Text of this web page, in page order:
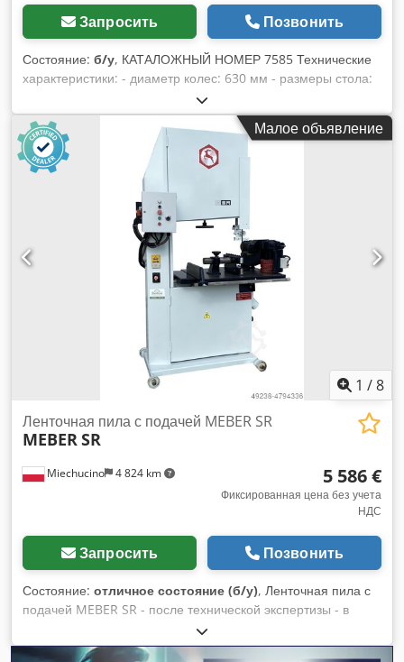
Запросить Позвонить
Состояние: б/у, КАТАЛОЖНЫЙ НОМЕР 7585 Технические
характеристики: - диаметр колес: 630 мм - размеры стола:
850x810 мм - стол с регулировкой угла наклона - двигатель:
3 кВт - максимальная высота пропила: 320 мм - вылет
ленты - корпус: 600 мм - диаметр патрубка для отвода: 90
мм - тормоз - габариты (д/ш/в): 1300x830x2050 мм - вес:
420 кг Dcedpfxezhu Nys Alnok Преимущества: – польское
производство – документация DTR – очень хорошее
состояние – бывшая в употреблении пила Нетто цена: 8500
PLN Нетто цена: 2020 EUR Нетто цена рассчитана по курсу
4,2 PLN/EUR (при значительных изменениях курса цена
может быть изменена)
Малое объявление
1 /8
Miechucino 4 824 km
Ленточная пила с подачей MEBER SR
MEBERSR
5 586 €
Фиксированная цена без учета
НДС
Запросить Позвонить
Состояние: отличное состояние (б/у), Ленточная пила с
подачей MEBER SR - после технической экспертизы - в
хорошем состоянии - итальянское производство
ТЕХНИЧЕСКИЕ ПАРАМЕТРЫ: главный двигатель 4 кВт